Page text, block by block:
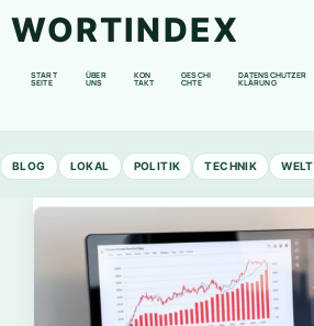
WORTINDEX
START
SEITE
ÜBER
UNS
KON
TAKT
GESCHI
CHTE
DATENSCHUTZER
KLÄRUNG
BLOG LOKAL POLITIK TECHNIK WELT